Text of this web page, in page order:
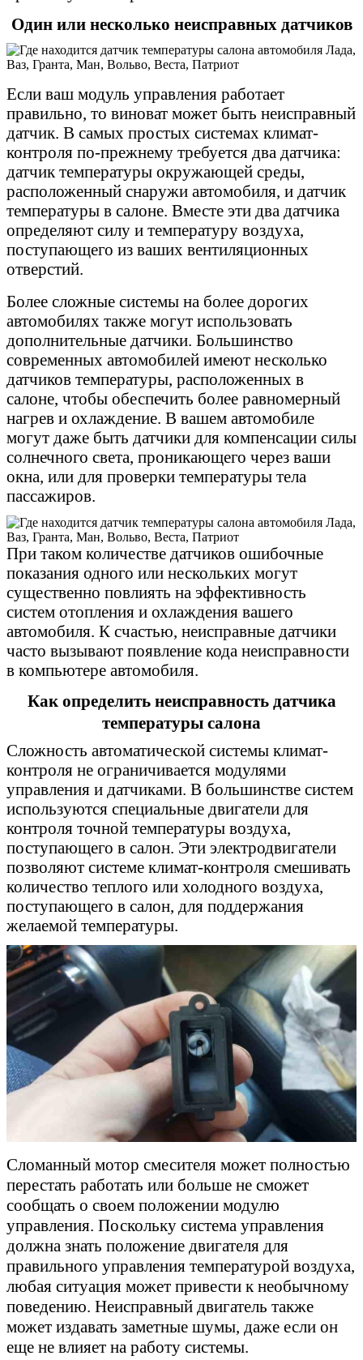
Один или несколько неисправных датчиков
Если ваш модуль управления работает
правильно, то виноват может быть неисправный
датчик. В самых простых системах климат-
контроля по-прежнему требуется два датчика:
датчик температуры окружающей среды,
расположенный снаружи автомобиля, и датчик
температуры в салоне. Вместе эти два датчика
определяют силу и температуру воздуха,
поступающего из ваших вентиляционных
отверстий.
Более сложные системы на более дорогих
автомобилях также могут использовать
дополнительные датчики. Большинство
современных автомобилей имеют несколько
датчиков температуры, расположенных в
салоне, чтобы обеспечить более равномерный
нагрев и охлаждение. В вашем автомобиле
могут даже быть датчики для компенсации силы
солнечного света, проникающего через ваши
окна, или для проверки температуры тела
пассажиров.
При таком количестве датчиков ошибочные
показания одного или нескольких могут
существенно повлиять на эффективность
систем отопления и охлаждения вашего
автомобиля. К счастью, неисправные датчики
часто вызывают появление кода неисправности
в компьютере автомобиля.
Как определить неисправность датчика
температуры салона
Сложность автоматической системы климат-
контроля не ограничивается модулями
управления и датчиками. В большинстве систем
используются специальные двигатели для
контроля точной температуры воздуха,
поступающего в салон. Эти электродвигатели
позволяют системе климат-контроля смешивать
количество теплого или холодного воздуха,
поступающего в салон, для поддержания
желаемой температуры.
Сломанный мотор смесителя может полностью
перестать работать или больше не сможет
сообщать о своем положении модулю
управления. Поскольку система управления
должна знать положение двигателя для
правильного управления температурой воздуха,
любая ситуация может привести к необычному
поведению. Неисправный двигатель также
может издавать заметные шумы, даже если он
еще не влияет на работу системы.